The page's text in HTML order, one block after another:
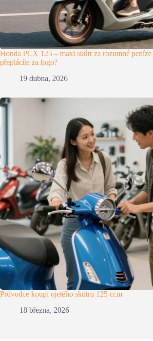
Honda PCX 125 – maxi skútr za rozumné peníze
přeplácíte za logo?
19 dubna, 2026
Průvodce koupí ojetého skútru 125 ccm
18 března, 2026